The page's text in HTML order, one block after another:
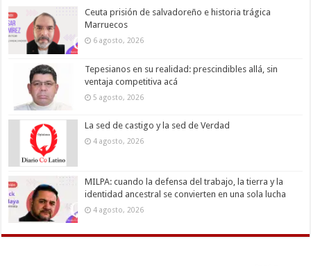
Ceuta prisión de salvadoreño e historia trágica
Marruecos
6 agosto, 2026
Tepesianos en su realidad: prescindibles allá, sin
ventaja competitiva acá
5 agosto, 2026
La sed de castigo y la sed de Verdad
4 agosto, 2026
MILPA: cuando la defensa del trabajo, la tierra y la
identidad ancestral se convierten en una sola lucha
4 agosto, 2026